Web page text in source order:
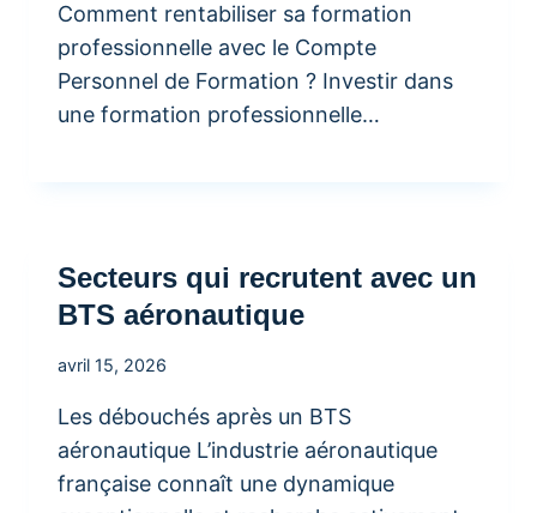
Comment rentabiliser sa formation
professionnelle avec le Compte
Personnel de Formation ? Investir dans
une formation professionnelle…
Secteurs qui recrutent avec un
BTS aéronautique
avril 15, 2026
Les débouchés après un BTS
aéronautique L’industrie aéronautique
française connaît une dynamique